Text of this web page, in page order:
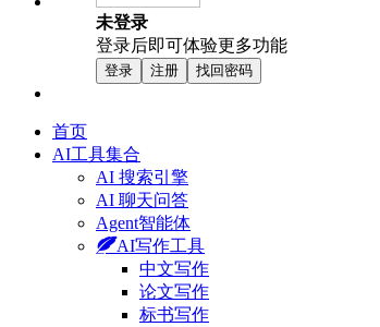
未登录
登录后即可体验更多功能
登录 注册 找回密码
首页
AI工具集合
AI 搜索引擎
AI 聊天问答
Agent智能体
AI写作工具
中文写作
论文写作
标书写作